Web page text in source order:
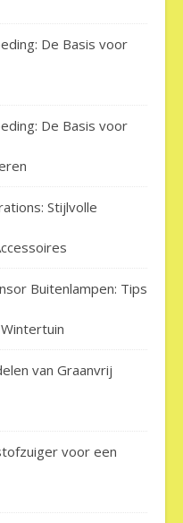
De Basis voor
De Basis voor
Stijlvolle
Buitenlampen: Tips
van Graanvrij
voor een